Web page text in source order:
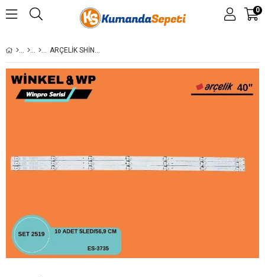
0
ARÇELİK SHINEON M08-BD40030-0701N-4311D, ALTUS AL40L 6925 4B , LED BAR, 7 LEDLI - (77,2 CM) A40L 8752 B40L 6945 B40L6945,A40L 5845 B40L 5845 ES-3735 ES 3735 ES-4275 ES 4275